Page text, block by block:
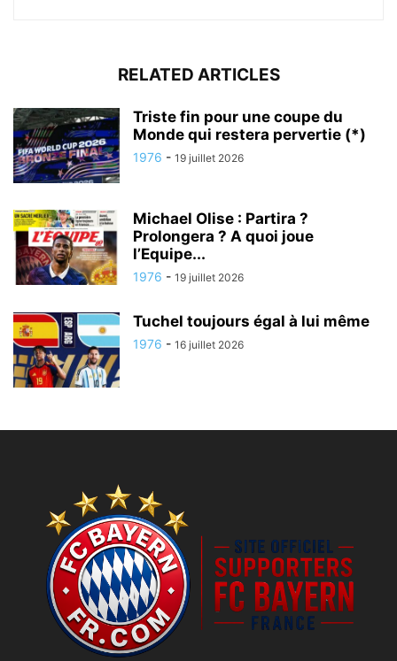
RELATED ARTICLES
Triste fin pour une coupe du
Monde qui restera pervertie (*)
1976 - 19 juillet 2026
Michael Olise : Partira ?
Prolongera ? A quoi joue
l’Equipe...
1976 - 19 juillet 2026
Tuchel toujours égal à lui même
1976 - 16 juillet 2026